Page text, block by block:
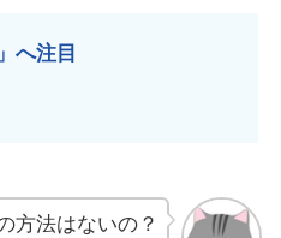
へ注目
方法はないの？